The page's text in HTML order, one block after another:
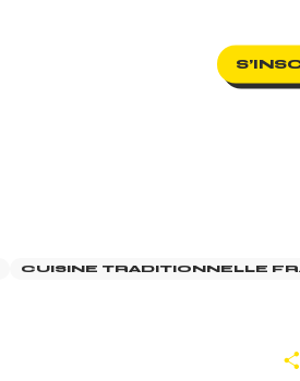
CUISINE TRADITIONNELLE